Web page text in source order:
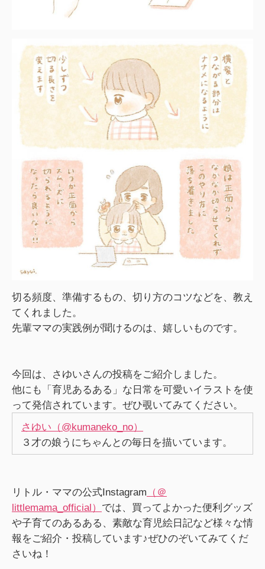
切る頻度、準備するもの、切り方のコツなどを、教え
てくれました。
先輩ママの実践例が聞けるのは、嬉しいものです。
今回は、さゆいさんの投稿をご紹介しました。
他にも「育児あるある」な日常を可愛いイラストを使
って発信されています。ぜひ覗いてみてください。
さゆい（@kumaneko_no）
３才の娘うにちゃんとの毎日を描いています。
リトル・ママの公式Instagram （＠
littlemama_official） では、買ってよかった便利グッズ
や子育てのあるある、素敵な育児絵日記など様々な情
報をご紹介・投稿しています♪ぜひのぞいてみてくだ
さいね！